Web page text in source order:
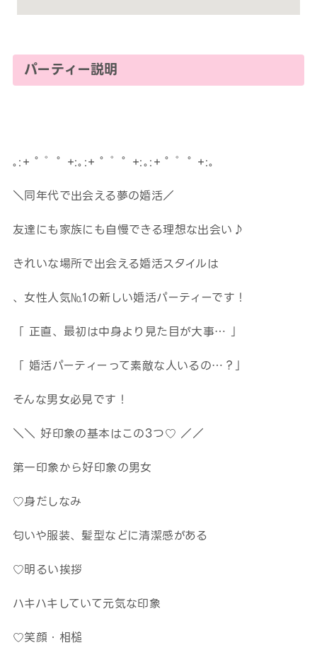
パーティー説明
｡:+ ﾟ ゜ﾟ +:｡:+ ﾟ ゜ﾟ +:｡:+ ﾟ ゜ﾟ +:｡
＼同年代で出会える夢の婚活／
友達にも家族にも自慢できる理想な出会い♪
きれいな場所で出会える婚活スタイルは
、女性人気№1の新しい婚活パーティーです！
「 正直、最初は中身より見た目が大事… 」
「 婚活パーティーって素敵な人いるの…？」
そんな男女必見です！
＼＼ 好印象の基本はこの3つ♡ ／／
第一印象から好印象の男女
♡身だしなみ
匂いや服装、髪型などに清潔感がある
♡明るい挨拶
ハキハキしていて元気な印象
♡笑顔・相槌